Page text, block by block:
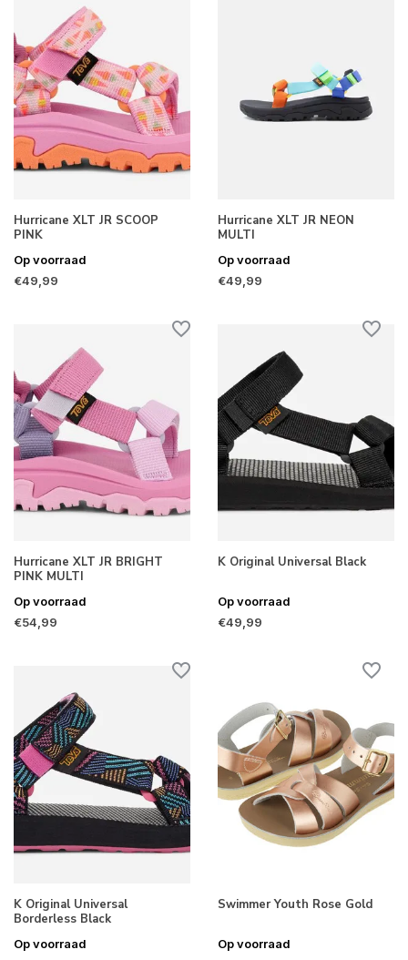
Hurricane XLT JR SCOOP
PINK
Op voorraad
€49,99
Hurricane XLT JR NEON
MULTI
Op voorraad
€49,99
Hurricane XLT JR BRIGHT
PINK MULTI
Op voorraad
€54,99
K Original Universal Black
Op voorraad
€49,99
K Original Universal
Borderless Black
Op voorraad
Swimmer Youth Rose Gold
Op voorraad